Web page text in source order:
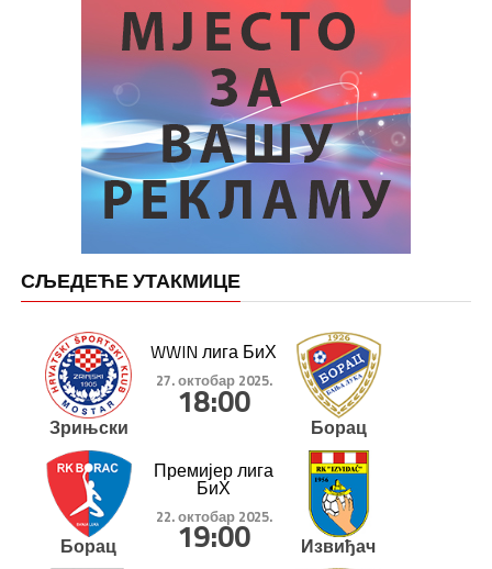
СЉЕДЕЋЕ УТАКМИЦЕ
Зрињски
WWIN лига БиХ
27. октобар 2025.
18:00
Борац
Борац
Премијер лига
БиХ
22. октобар 2025.
19:00 Извиђач